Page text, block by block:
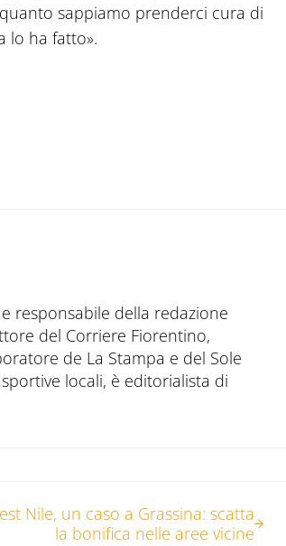
sappiamo prenderci cura di
lo ha fatto».
responsabile della redazione
del Corriere Fiorentino,
de La Stampa e del Sole
locali, è editorialista di
Nile, un caso a Grassina: scatta
la bonifica nelle aree vicine